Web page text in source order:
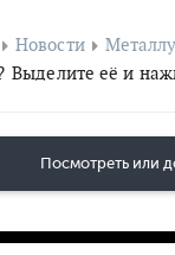
Новости
Выделите её и
Посмотреть или